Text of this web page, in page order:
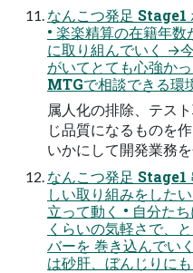
なんこつ発足 Stage1
• 楽楽精算の在籍年
に取り組んでいく →
がいてとても心強か
MTGで相談できる環
属人化の排除、テス
じ品質になるものを
いかにして開発業務
なんこつ発足 Stage1
しい取り組みをした
立って動く • 自分た
くらいの気軽さで、
バーを 巻き込んでい
は砂肝、ぼんじりに